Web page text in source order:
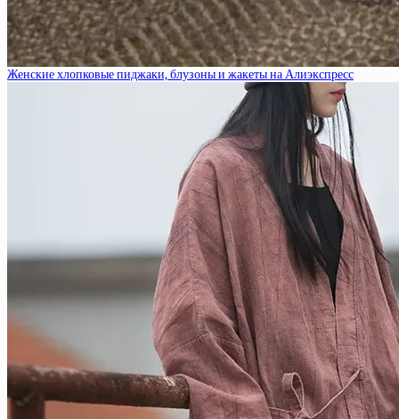
Женские хлопковые пиджаки, блузоны и жакеты на Алиэкспресс